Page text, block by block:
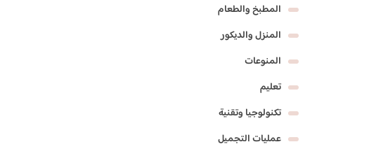
المطبخ والطعام
المنزل والديكور
المنوعات
تعليم
تكنولوجيا وتقنية
عمليات التجميل